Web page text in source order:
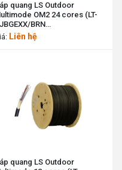
quang LS Outdoor
OM2 24 cores (LT-
BRN
LS cable
Liên hệ
quang LS Outdoor